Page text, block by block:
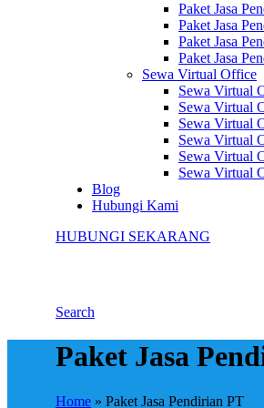
Paket Jasa
Paket Jasa
Paket Jasa
Paket Jasa
Sewa Virtual Office
Sewa Virtual
Sewa Virtual
Sewa Virtual
Sewa Virtual
Sewa Virtual
Sewa Virtual
Blog
Hubungi Kami
HUBUNGI SEKARANG
Search
Paket Jasa
Home » Paket Jasa Pendirian PT